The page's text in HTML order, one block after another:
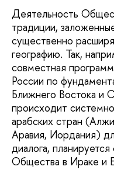
Деятельность
традиции,
существенно
географию. Так,
совместная
России по
Ближнего Востока и
происходит
арабских стран
Аравия, Иордания)
диалога,
Общества в Ираке и